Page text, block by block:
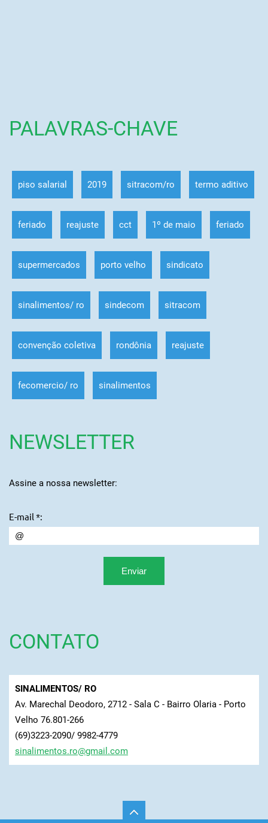
PALAVRAS-CHAVE
piso salarial 2019 sitracom/ro termo aditivo
feriado reajuste cct 1º de maio feriado
supermercados porto velho sindicato
sinalimentos/ ro sindecom sitracom
convenção coletiva rondônia reajuste
fecomercio/ ro sinalimentos
NEWSLETTER
Assine a nossa newsletter:
E-mail *:
CONTATO
SINALIMENTOS/ RO
Av. Marechal Deodoro, 2712 - Sala C - Bairro Olaria - Porto
Velho 76.801-266
(69)3223-2090/ 9982-4779
sinalimentos.ro@gmail.com